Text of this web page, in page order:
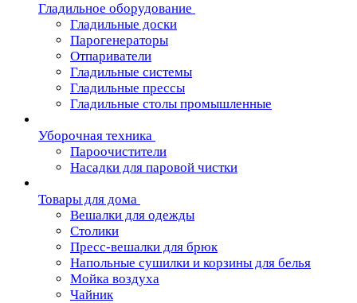
Гладильное оборудование
Гладильные доски
Парогенераторы
Отпариватели
Гладильные системы
Гладильные прессы
Гладильные столы промышленные
Уборочная техника
Пароочистители
Насадки для паровой чистки
Товары для дома
Вешалки для одежды
Столики
Пресс-вешалки для брюк
Напольные сушилки и корзины для белья
Мойка воздуха
Чайник